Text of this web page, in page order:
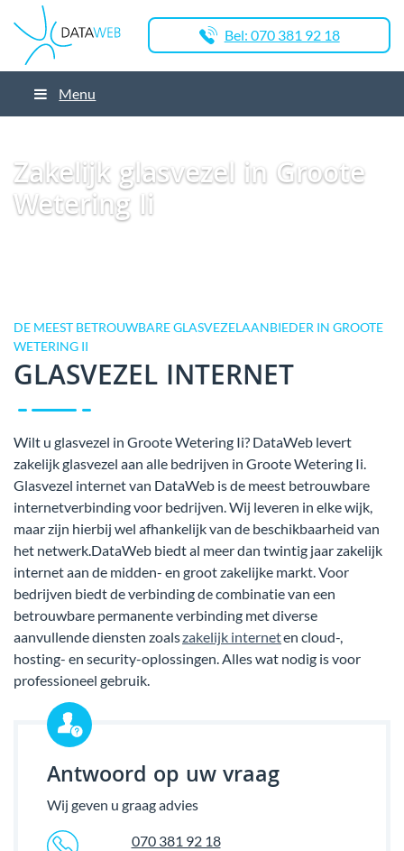
Bel: 070 381 92 18
Menu
Zakelijk glasvezel in Groote
Wetering Ii
DE MEEST BETROUWBARE GLASVEZELAANBIEDER IN GROOTE
WETERING II
GLASVEZEL INTERNET
Wilt u glasvezel in Groote Wetering Ii? DataWeb levert
zakelijk glasvezel aan alle bedrijven in Groote Wetering Ii.
Glasvezel internet van DataWeb is de meest betrouwbare
internetverbinding voor bedrijven. Wij leveren in elke wijk,
maar zijn hierbij wel afhankelijk van de beschikbaarheid van
het netwerk.DataWeb biedt al meer dan twintig jaar zakelijk
internet aan de midden- en groot zakelijke markt. Voor
bedrijven biedt de verbinding de combinatie van een
betrouwbare permanente verbinding met diverse
aanvullende diensten zoalszakelijk interneten cloud-,
hosting- en security-oplossingen. Alles wat nodig is voor
professioneel gebruik.
Antwoord op uw vraag
Wij geven u graag advies
070 381 92 18